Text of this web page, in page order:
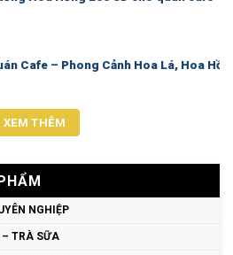
Cafe – Phong Cảnh Hoa Lá, Hoa
XEM THÊM
NGHIỆP
– TRÀ SỮA